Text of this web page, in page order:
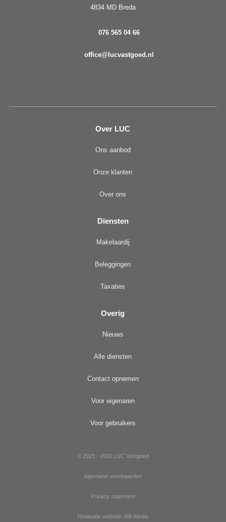
4834 MD Breda
076 565 04 66
office@lucvastgoed.nl
Over LUC
Ons aanbod
Onze klanten
Over ons
Diensten
Makelaardij
Beleggingen
Taxaties
Overig
Nieuws
Alle diensten
Contact opnemen
Voor eigenaren
Voor gebruikers
© 2023 - 2026 LUC Vastgoed
Algemene voorwaarden
Privacy statement
Realisatie website: RB-Media